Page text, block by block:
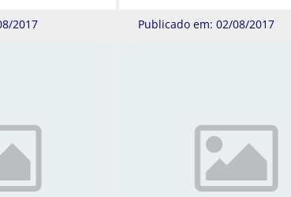
2017 Publicado em: 02/08/2017